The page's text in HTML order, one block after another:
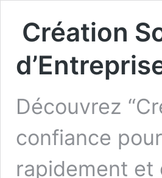
Création
Découvrez
confiance
rapidement et